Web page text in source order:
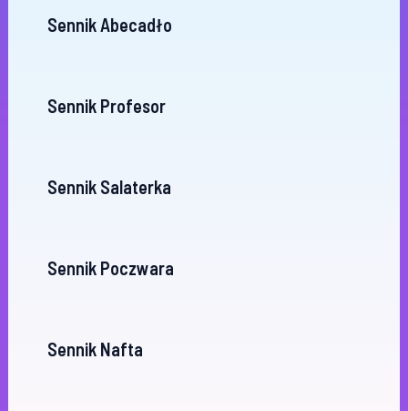
Sennik Abecadło
Sennik Profesor
Sennik Salaterka
Sennik Poczwara
Sennik Nafta